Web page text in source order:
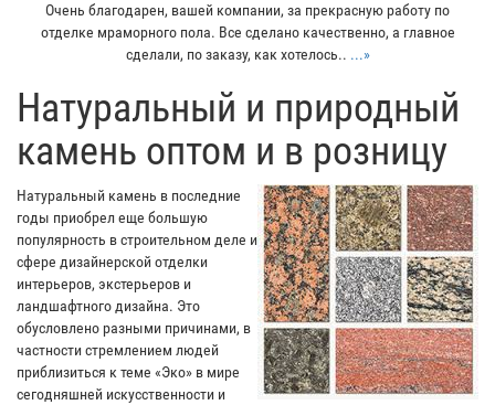
Очень благодарен, вашей компании, за прекрасную работу по
отделке мраморного пола. Все сделано качественно, а главное
сделали, по заказу, как хотелось.. ...»
​Натуральный и природный
камень оптом и в розницу
Натуральный камень в последние
годы приобрел еще большую
популярность в строительном деле и
сфере дизайнерской отделки
интерьеров, экстерьеров и
ландшафтного дизайна. Это
обусловлено разными причинами, в
частности стремлением людей
приблизиться к теме «Эко» в мире
сегодняшней искусственности и